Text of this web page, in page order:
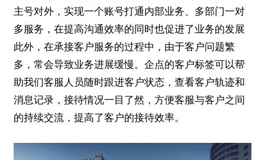
主号对外，实现一个账号打通内部业务、多部门一对
多服务，在提高沟通效率的同时也促进了业务的发展
此外，在承接客户服务的过程中，由于客户问题繁
多，常会导致业务进展缓慢。企点的客户标签可以帮
助我们客服人员随时跟进客户状态，查看客户轨迹和
消息记录，接待情况一目了然，方便客服与客户之间
的持续交流，提高了客户的接待效率。